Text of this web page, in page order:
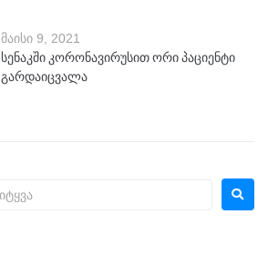
მაისი 9, 2021
სენაკში კორონავირუსით ორი პაციენტი
გარდაიცვალა